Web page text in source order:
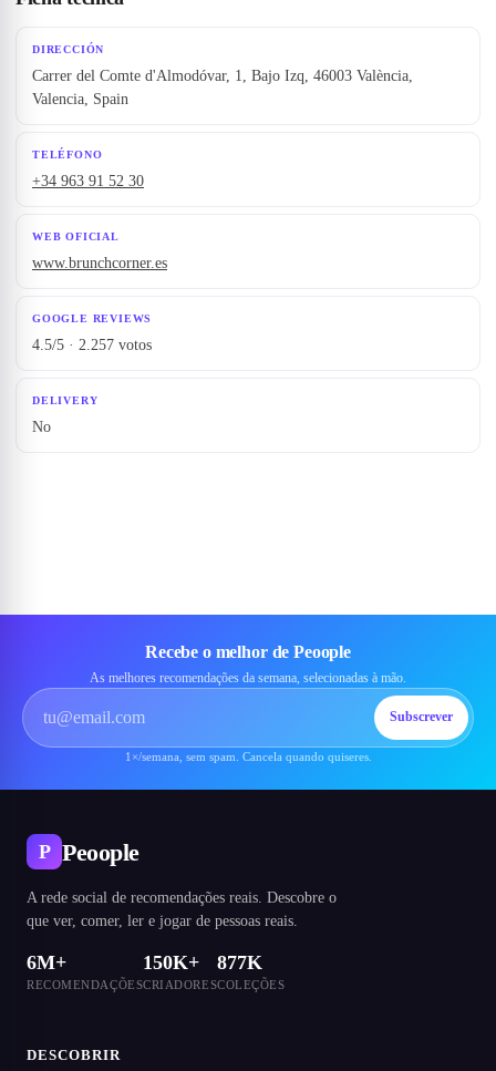
DIRECCIÓN
Carrer del Comte d'Almodóvar, 1, Bajo Izq, 46003 València,
Valencia, Spain
TELÉFONO
+34 963 91 52 30
WEB OFICIAL
www.brunchcorner.es
GOOGLE REVIEWS
4.5/5 · 2.257 votos
DELIVERY
No
Recebe o melhor de Peoople
As melhores recomendações da semana, selecionadas à mão.
Subscrever
1×/semana, sem spam. Cancela quando quiseres.
P Peoople
A rede social de recomendações reais. Descobre o
que ver, comer, ler e jogar de pessoas reais.
6M+
RECOMENDAÇÕES
150K+
CRIADORES
877K
COLEÇÕES
DESCOBRIR